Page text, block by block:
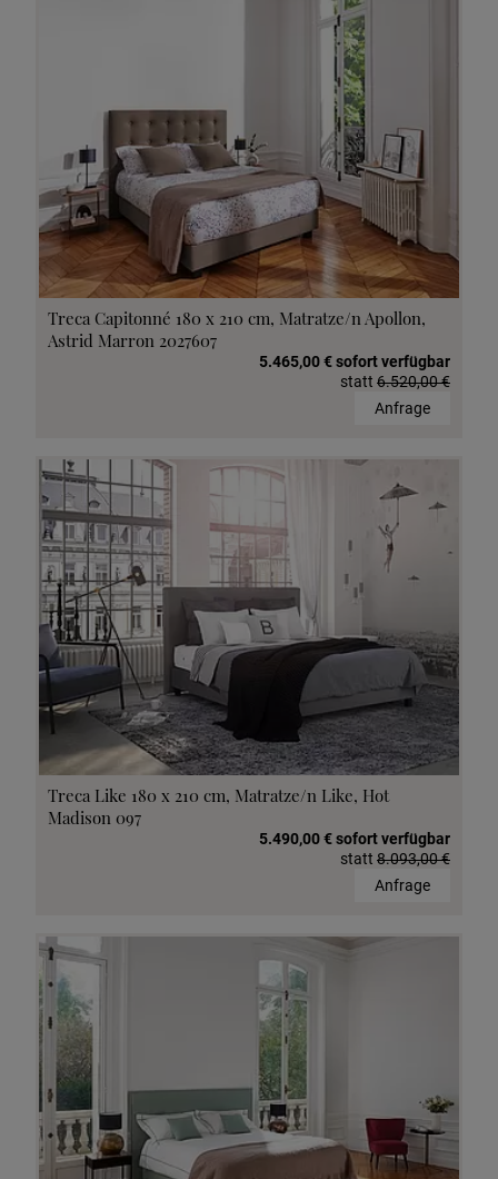
Treca Capitonné 180 x 210 cm, Matratze/n Apollon,
Astrid Marron 2027607
5.465,00 € sofort verfügbar
statt 6.520,00 €
Anfrage
Treca Like 180 x 210 cm, Matratze/n Like, Hot
Madison 097
5.490,00 € sofort verfügbar
statt 8.093,00 €
Anfrage